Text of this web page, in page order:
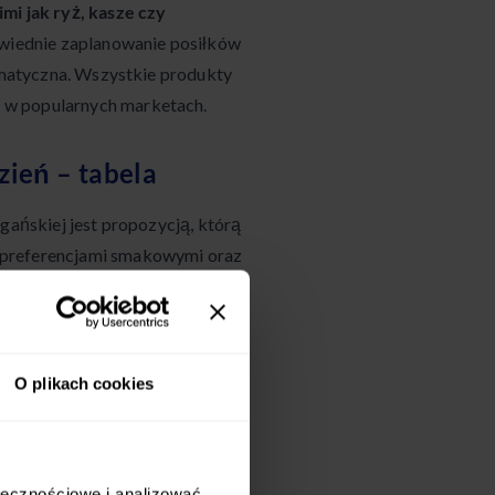
O plikach cookies
jak ryż, kasze czy
zaplanowanie posiłków
Wszystkie produkty
popularnych marketach.
– tabela
jest propozycją, którą
smakowymi oraz
dzień wprowadza nowe